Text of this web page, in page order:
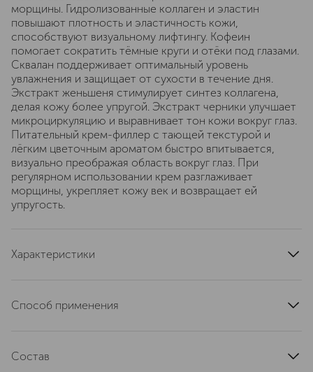
морщины. Гидролизованные коллаген и эластин
повышают плотность и эластичность кожи,
способствуют визуальному лифтингу. Кофеин
помогает сократить тёмные круги и отёки под глазами.
Сквалан поддерживает оптимальный уровень
увлажнения и защищает от сухости в течение дня.
Экстракт женьшеня стимулирует синтез коллагена,
делая кожу более упругой. Экстракт черники улучшает
микроциркуляцию и выравнивает тон кожи вокруг глаз.
Питательный крем-филлер с тающей текстурой и
лёгким цветочным ароматом быстро впитывается,
визуально преображая область вокруг глаз. При
регулярном использовании крем разглаживает
морщины, укрепляет кожу век и возвращает ей
упругость.
Характеристики
область применения
артикул
D215254027
Способ применения
движениями.
Состав